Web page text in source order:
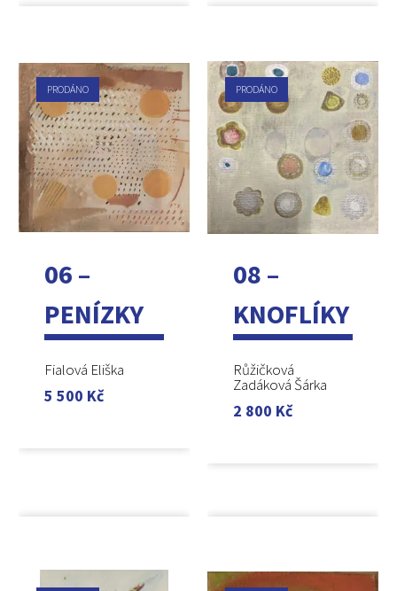
PRODÁNO
06 –
PENÍZKY
Fialová Eliška
5 500 Kč
PRODÁNO
08 –
KNOFLÍKY
Růžičková
Zadáková Šárka
2 800 Kč